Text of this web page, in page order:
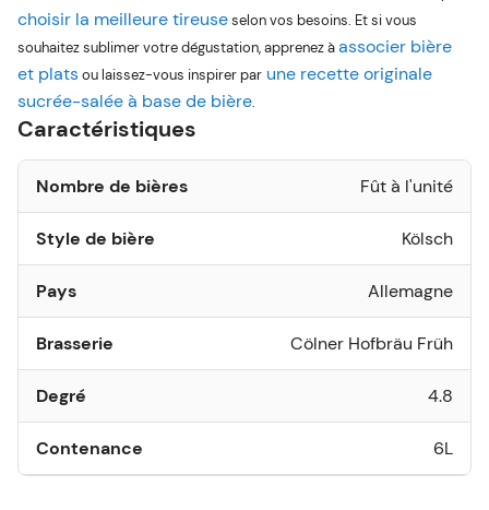
choisir la meilleure tireuseselon vos besoins. Et si vous
souhaitez sublimer votre dégustation, apprenez àassocier bière
et platsou laissez-vous inspirer par une recette originale
sucrée-salée à base de bière.
Caractéristiques
Nombre de bières Fût à l'unité
Style de bière Kölsch
Pays Allemagne
Brasserie Cölner Hofbräu Früh
Degré 4.8
Contenance 6L